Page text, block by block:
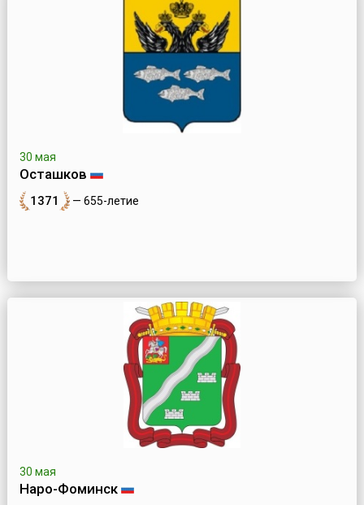
30 мая
Осташков
1371 — 655-летие
30 мая
Наро-Фоминск